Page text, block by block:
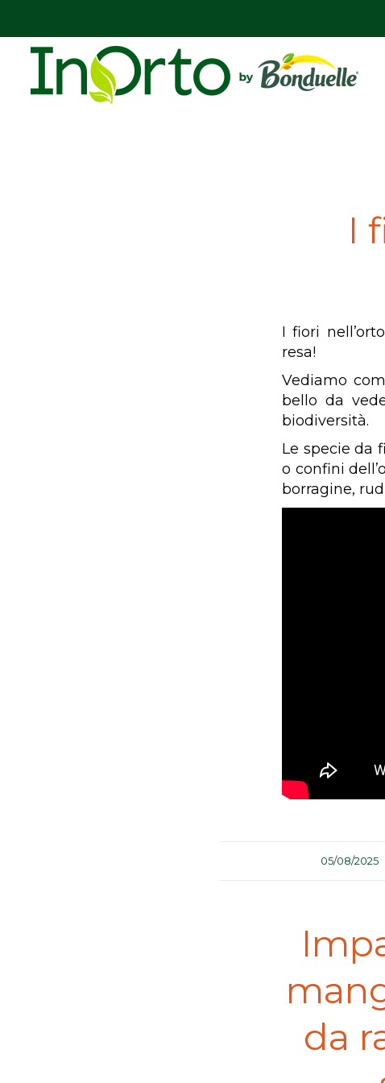
I
I fiori
resa!
Vediamo
bello da
biodiversità.
Le specie da
o confini
borragine,
05/08/2025
/
da